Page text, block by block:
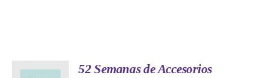
52 Semanas de Accesorios